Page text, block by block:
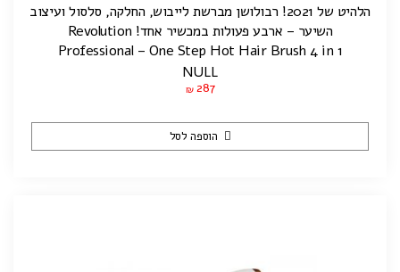
הלהיט של 2021! רבולושן מברשת לייבוש, החלקה, סלסול ועיצוב
השיער – ארבע פעולות במכשיר אחד! Revolution
Professional – One Step Hot Hair Brush 4 in 1
NULL
₪ 287
הוספה לסל